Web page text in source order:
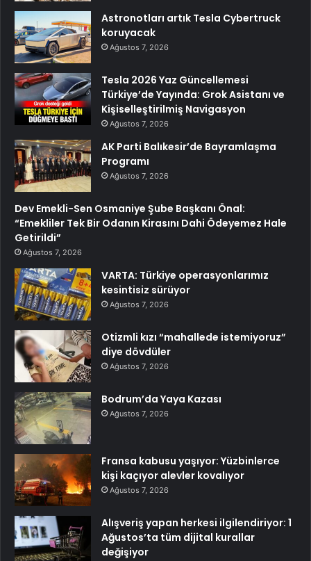
Astronotları artık Tesla Cybertruck
koruyacak
Ağustos 7, 2026
Tesla 2026 Yaz Güncellemesi
Türkiye’de Yayında: Grok Asistanı ve
Kişiselleştirilmiş Navigasyon
Ağustos 7, 2026
AK Parti Balıkesir’de Bayramlaşma
Programı
Ağustos 7, 2026
Dev Emekli-Sen Osmaniye Şube Başkanı Önal:
“Emekliler Tek Bir Odanın Kirasını Dahi Ödeyemez Hale
Getirildi”
Ağustos 7, 2026
VARTA: Türkiye operasyonlarımız
kesintisiz sürüyor
Ağustos 7, 2026
Otizmli kızı “mahallede istemiyoruz”
diye dövdüler
Ağustos 7, 2026
Bodrum’da Yaya Kazası
Ağustos 7, 2026
Fransa kabusu yaşıyor: Yüzbinlerce
kişi kaçıyor alevler kovalıyor
Ağustos 7, 2026
Alışveriş yapan herkesi ilgilendiriyor: 1
Ağustos’ta tüm dijital kurallar
değişiyor